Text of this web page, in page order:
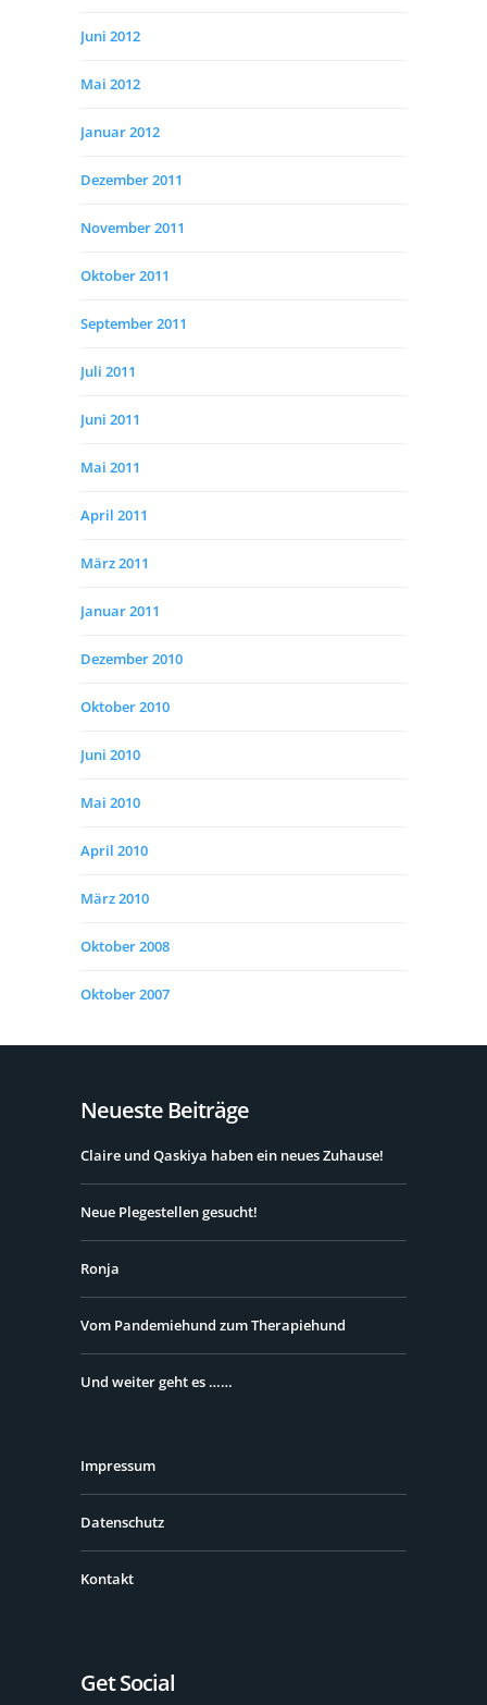
Juni 2012
Mai 2012
Januar 2012
Dezember 2011
November 2011
Oktober 2011
September 2011
Juli 2011
Juni 2011
Mai 2011
April 2011
März 2011
Januar 2011
Dezember 2010
Oktober 2010
Juni 2010
Mai 2010
April 2010
März 2010
Oktober 2008
Oktober 2007
Neueste Beiträge
Claire und Qaskiya haben ein neues Zuhause!
Neue Plegestellen gesucht!
Ronja
Vom Pandemiehund zum Therapiehund
Und weiter geht es ……
Impressum
Datenschutz
Kontakt
Get Social